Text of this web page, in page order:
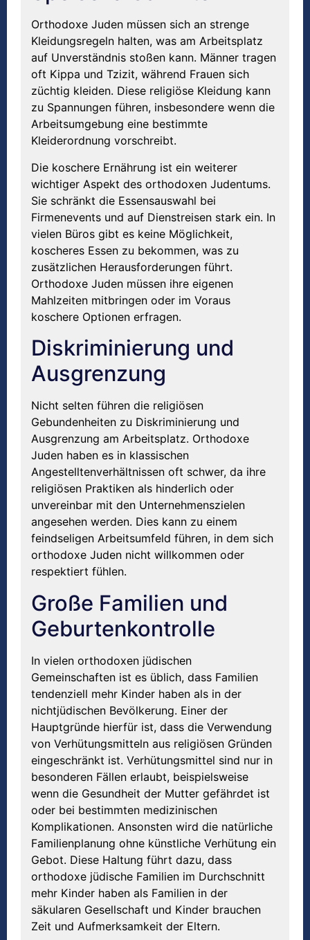
Orthodoxe Juden müssen sich an strenge
Kleidungsregeln halten, was am Arbeitsplatz
auf Unverständnis stoßen kann. Männer tragen
oft Kippa und Tzizit, während Frauen sich
züchtig kleiden. Diese religiöse Kleidung kann
zu Spannungen führen, insbesondere wenn die
Arbeitsumgebung eine bestimmte
Kleiderordnung vorschreibt.
Die koschere Ernährung ist ein weiterer
wichtiger Aspekt des orthodoxen Judentums.
Sie schränkt die Essensauswahl bei
Firmenevents und auf Dienstreisen stark ein. In
vielen Büros gibt es keine Möglichkeit,
koscheres Essen zu bekommen, was zu
zusätzlichen Herausforderungen führt.
Orthodoxe Juden müssen ihre eigenen
Mahlzeiten mitbringen oder im Voraus
koschere Optionen erfragen.
Diskriminierung und
Ausgrenzung
Nicht selten führen die religiösen
Gebundenheiten zu Diskriminierung und
Ausgrenzung am Arbeitsplatz. Orthodoxe
Juden haben es in klassischen
Angestelltenverhältnissen oft schwer, da ihre
religiösen Praktiken als hinderlich oder
unvereinbar mit den Unternehmenszielen
angesehen werden. Dies kann zu einem
feindseligen Arbeitsumfeld führen, in dem sich
orthodoxe Juden nicht willkommen oder
respektiert fühlen.
Große Familien und
Geburtenkontrolle
In vielen orthodoxen jüdischen
Gemeinschaften ist es üblich, dass Familien
tendenziell mehr Kinder haben als in der
nichtjüdischen Bevölkerung. Einer der
Hauptgründe hierfür ist, dass die Verwendung
von Verhütungsmitteln aus religiösen Gründen
eingeschränkt ist. Verhütungsmittel sind nur in
besonderen Fällen erlaubt, beispielsweise
wenn die Gesundheit der Mutter gefährdet ist
oder bei bestimmten medizinischen
Komplikationen. Ansonsten wird die natürliche
Familienplanung ohne künstliche Verhütung ein
Gebot. Diese Haltung führt dazu, dass
orthodoxe jüdische Familien im Durchschnitt
mehr Kinder haben als Familien in der
säkularen Gesellschaft und Kinder brauchen
Zeit und Aufmerksamkeit der Eltern.